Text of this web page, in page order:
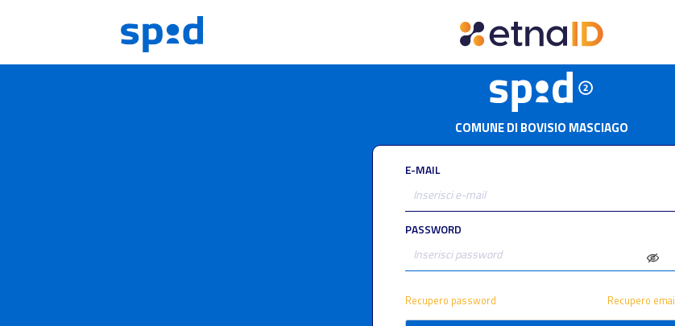
COMUNE DI BOVISIO MASCIAGO
E-MAIL
PASSWORD
Recupero password Recupero